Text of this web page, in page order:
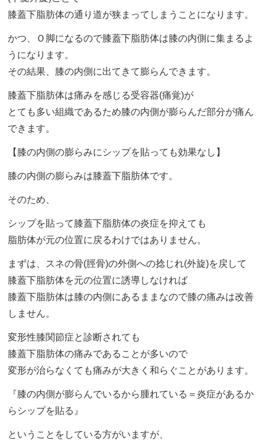
膝蓋下脂肪体の通り道が狭まってしまうことになります。
かつ、Ｏ脚になるので膝蓋下脂肪体は膝の内側に集まるよ
うになります。
その結果、膝の内側に出てきて膨らんできます。
膝蓋下脂肪体は痛みを感じる受容器(痛覚)が
とても多い組織であるため膝の内側が膨らんだ部分が痛ん
できます。
【膝の内側の膨らみにシップを貼っても効果なし】
膝の内側の膨らみは膝蓋下脂肪体です。
そのため、
シップを貼って膝蓋下脂肪体の炎症を抑えても
脂肪体が元の位置に戻るわけではありません。
まずは、スネの骨(脛骨)の外側への捻じれ(外旋)を戻して
膝蓋下脂肪体を元の位置に誘導しなければ
膝蓋下脂肪体は膝の内側にあるままなので膝の痛みは改善
しません。
変形性膝関節症と診断されても
膝蓋下脂肪体の痛みであることが多いので
変形が治らなくても痛みが大きく和らぐことがあります。
『膝の内側が膨らんでいるから腫れている＝炎症があるか
らシップを貼る』
ということをしている方がいますが、